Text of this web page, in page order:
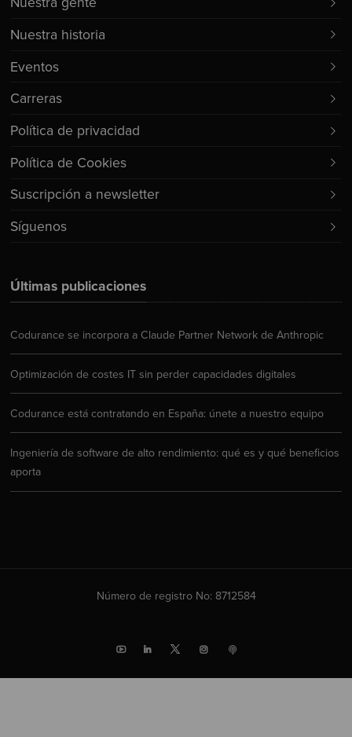
Últimas publicaciones
Codurance se incorpora a Claude Partner Network de Anthropic
Optimización de costes IT sin perder capacidades digitales
Codurance está contratando en España: únete a nuestro equipo
Ingeniería de software de alto rendimiento: qué es y qué beneficios
aporta
Nuestra historia
Eventos
Carreras
Política de privacidad
Política de Cookies
Suscripción a newsletter
Síguenos
Número de registro No: 8712584